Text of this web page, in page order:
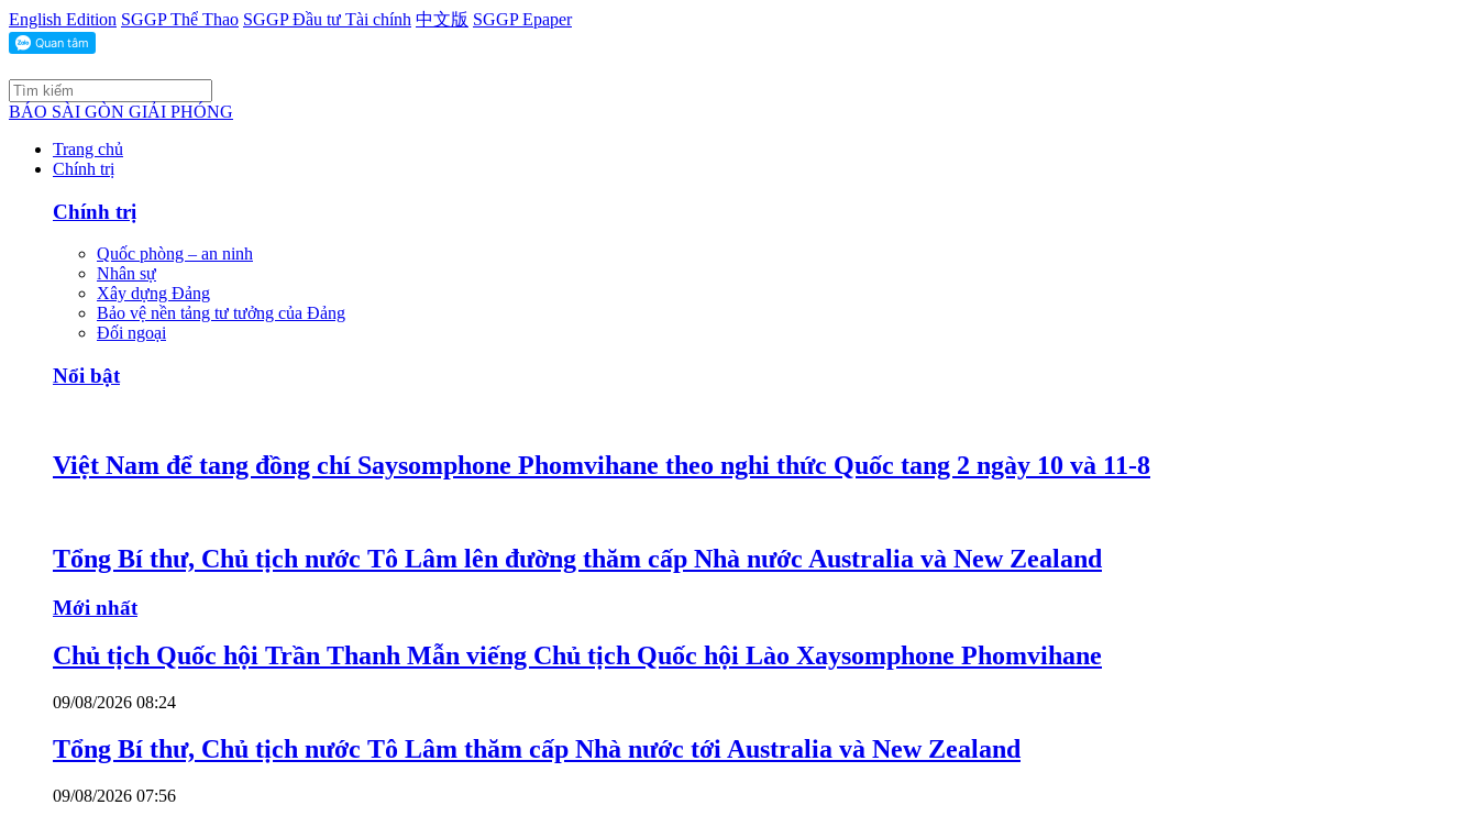
English Edition SGGP Thể Thao SGGP Đầu tư Tài chính 中文版 SGGP Epaper
BÁO SÀI GÒN GIẢI PHÓNG
Trang chủ
Chính trị
Chính trị
Quốc phòng – an ninh
Nhân sự
Xây dựng Đảng
Bảo vệ nền tảng tư tưởng của Đảng
Đối ngoại
Nổi bật
Việt Nam để tang đồng chí Saysomphone Phomvihane theo nghi thức Quốc tang 2 ngày 10 và 11-8
Tổng Bí thư, Chủ tịch nước Tô Lâm lên đường thăm cấp Nhà nước Australia và New Zealand
Mới nhất
Chủ tịch Quốc hội Trần Thanh Mẫn viếng Chủ tịch Quốc hội Lào Xaysomphone Phomvihane
09/08/2026 08:24
Tổng Bí thư, Chủ tịch nước Tô Lâm thăm cấp Nhà nước tới Australia và New Zealand
09/08/2026 07:56